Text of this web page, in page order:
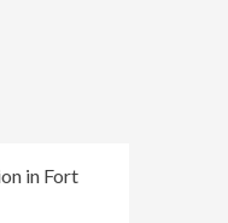
in Fort